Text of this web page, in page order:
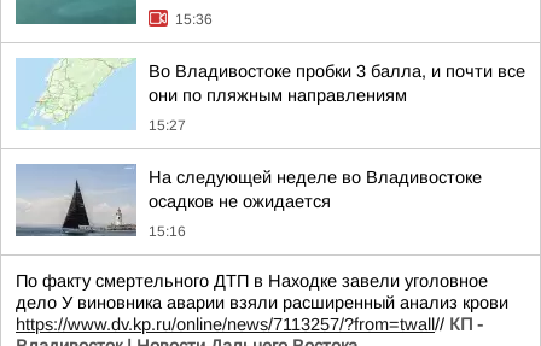
15:36
Во Владивостоке пробки 3 балла, и почти все
они по пляжным направлениям
15:27
На следующей неделе во Владивостоке
осадков не ожидается
15:16
По факту смертельного ДТП в Находке завели уголовное
дело У виновника аварии взяли расширенный анализ крови
https://www.dv.kp.ru/online/news/7113257/?from=twall// КП -